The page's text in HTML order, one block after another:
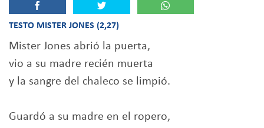
TESTO MISTER JONES (2,27)
Mister Jones abrió la puerta,
vio a su madre recién muerta
y la sangre del chaleco se limpió.
Guardó a su madre en el ropero,